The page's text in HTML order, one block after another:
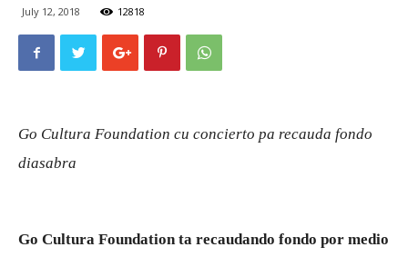
July 12, 2018 12818
Go Cultura Foundation cu concierto pa recauda fondo
diasabra
Go Cultura Foundation ta recaudando fondo por medio